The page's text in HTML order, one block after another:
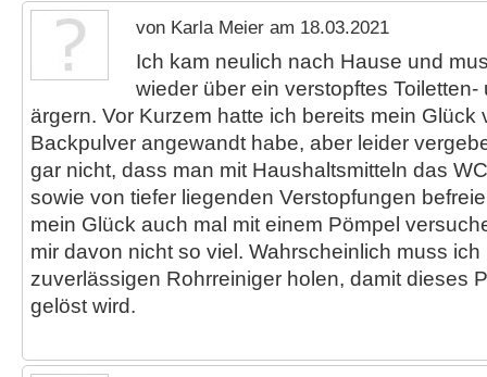
von Karla Meier am 18.03.2021
Ich kam neulich nach Hause und
wieder über ein verstopftes
ärgern. Vor Kurzem hatte ich bereits mein Glück
Backpulver angewandt habe, aber leider
gar nicht, dass man mit Haushaltsmitteln das
sowie von tiefer liegenden Verstopfungen
mein Glück auch mal mit einem Pömpel
mir davon nicht so viel. Wahrscheinlich muss ich
zuverlässigen Rohrreiniger holen, damit dieses
gelöst wird.